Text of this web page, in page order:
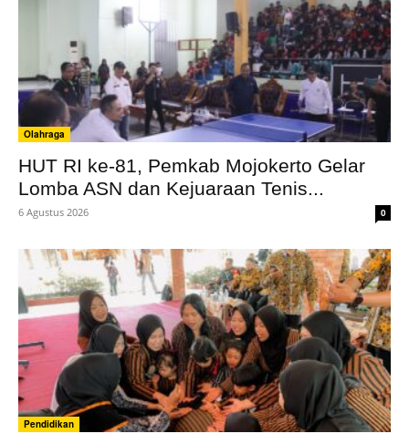
Olahraga
HUT RI ke-81, Pemkab Mojokerto Gelar
Lomba ASN dan Kejuaraan Tenis...
6 Agustus 2026 0
Pendidikan